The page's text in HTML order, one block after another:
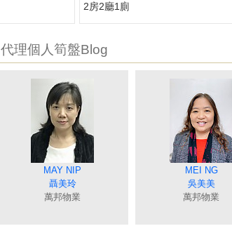
2房2廳1廁
代理個人筍盤Blog
BORIS SIN
冼嘉臻
萬邦物業
SISI LIAO
廖細鳳
萬邦物業
DEBBIE TONG
唐英霞
萬邦物業
MAGGIE WONG
黃美英
萬邦物業
MAY NIP
聶美玲
萬邦物業
ELIZA LIN
連愛玲
萬邦物業
CRYSTAL CHOY
蔡秀晶
萬邦物業
COCO CHAN
陳蘭貞
萬邦物業
MING YUAN
袁月明
萬邦物業
MEI NG
吳美美
萬邦物業